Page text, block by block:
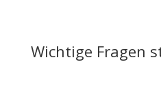
Wichtige Fragen